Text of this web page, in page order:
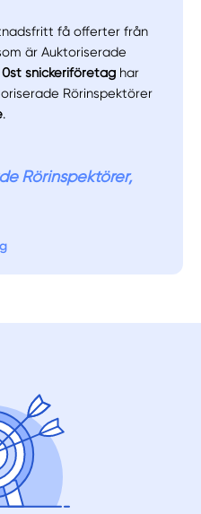
få offerter från
är Auktoriserade
0st snickeriföretag har
Rörinspektörer
.
Rörinspektörer,